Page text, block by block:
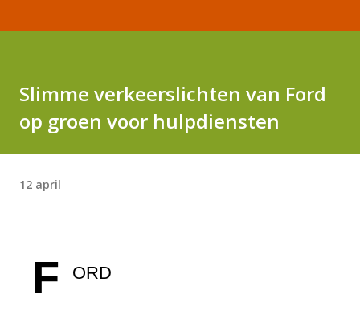
Slimme verkeerslichten van Ford
op groen voor hulpdiensten
12 april
F ORD